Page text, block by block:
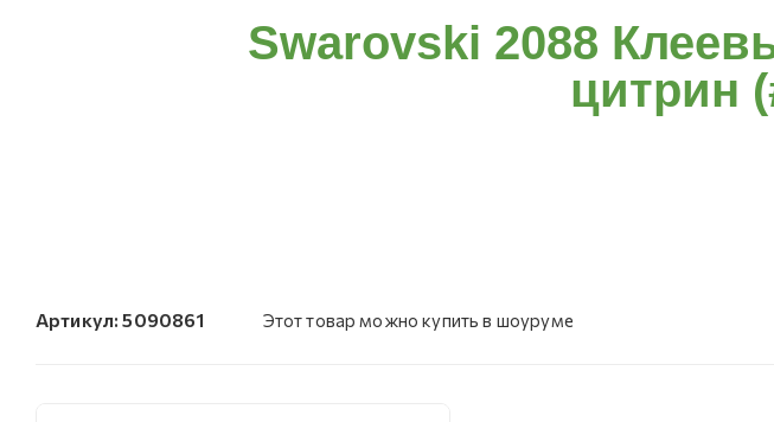
Swarovski 2088
цитрин
Артикул: 5090861 Этот товар можно купить в шоуруме